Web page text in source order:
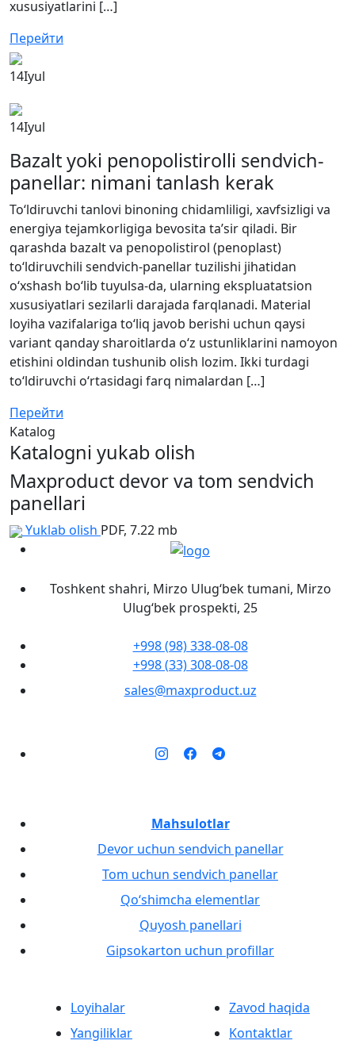
xususiyatlarini […]
Перейти
14Iyul
14Iyul
Bazalt yoki penopolistirolli sendvich-
panellar: nimani tanlash kerak
To‘ldiruvchi tanlovi binoning chidamliligi, xavfsizligi va
energiya tejamkorligiga bevosita ta’sir qiladi. Bir
qarashda bazalt va penopolistirol (penoplast)
to‘ldiruvchili sendvich-panellar tuzilishi jihatidan
o‘xshash bo‘lib tuyulsa-da, ularning ekspluatatsion
xususiyatlari sezilarli darajada farqlanadi. Material
loyiha vazifalariga to‘liq javob berishi uchun qaysi
variant qanday sharoitlarda o‘z ustunliklarini namoyon
etishini oldindan tushunib olish lozim. Ikki turdagi
to‘ldiruvchi o‘rtasidagi farq nimalardan […]
Перейти
Katalog
Katalogni yukab olish
Maxproduct devor va tom sendvich
panellari
Yuklab olish PDF, 7.22 mb
Toshkent shahri, Mirzo Ulug‘bek tumani, Mirzo
Ulug‘bek prospekti, 25
+998 (98) 338-08-08
+998 (33) 308-08-08
sales@maxproduct.uz
Mahsulotlar
Devor uchun sendvich panellar
Tom uchun sendvich panellar
Qo‘shimcha elementlar
Quyosh panellari
Gipsokarton uchun profillar
Loyihalar
Yangiliklar
Zavod haqida
Kontaktlar